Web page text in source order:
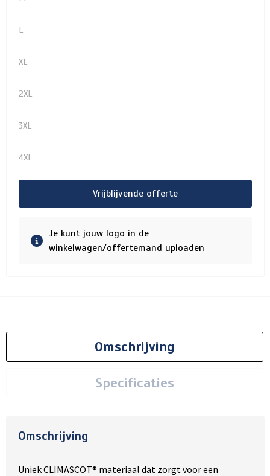
L
XL
2XL
3XL
4XL
Vrijblijvende offerte
Je kunt jouw logo in de
winkelwagen/offertemand uploaden
Omschrijving
Specificaties
Omschrijving
Uniek CLIMASCOT® materiaal dat zorgt voor een